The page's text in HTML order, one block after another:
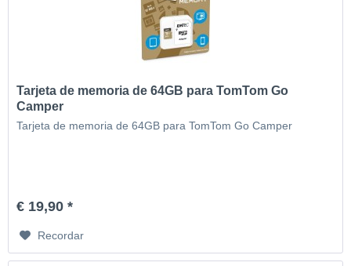
Tarjeta de memoria de 64GB para TomTom Go
Camper
Tarjeta de memoria de 64GB para TomTom Go Camper
€ 19,90 *
Recordar